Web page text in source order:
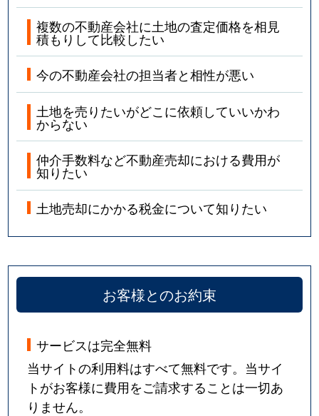
複数の不動産会社に土地の査定価格を相見
積もりして比較したい
今の不動産会社の担当者と相性が悪い
土地を売りたいがどこに依頼していいかわ
からない
仲介手数料など不動産売却における費用が
知りたい
土地売却にかかる税金について知りたい
お客様とのお約束
サービスは完全無料
当サイトの利用料はすべて無料です。当サイ
トがお客様に費用をご請求することは一切あ
りません。